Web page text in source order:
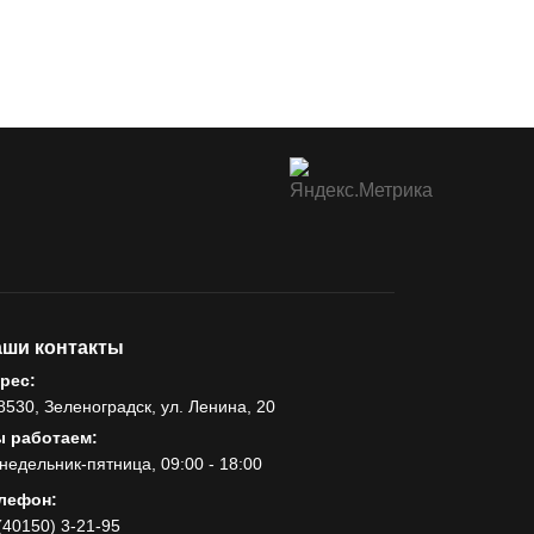
контакты
Зеленоградск, ул. Ленина, 20
работаем:
пятница, 09:00 - 18:00
3-21-95